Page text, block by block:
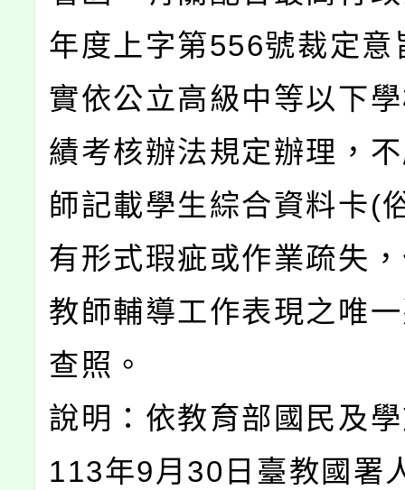
年度上字第556號裁定意
實依公立高級中等以下
績考核辦法規定辦理，
師記載學生綜合資料卡(
有形式瑕疵或作業疏失
教師輔導工作表現之唯
查照。
說明：依教育部國民及
113年9月30日臺教國署